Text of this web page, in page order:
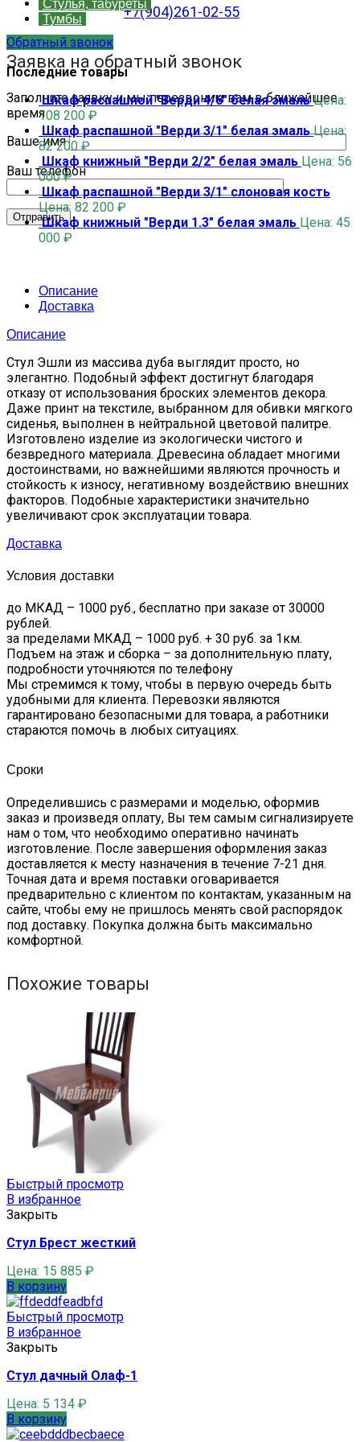
+7(904)261-02-55
Обратный звонок
Заявка на обратный звонок
Заполните заявку и мы перезвоним вам в ближайшее
время
Ваше имя
Ваш телефон
Стулья, табуреты
Тумбы
Последние товары
Шкаф распашной "Верди 4/6" белая эмальЦена:
108 200 ₽
Шкаф распашной "Верди 3/1" белая эмальЦена:
82 200₽
Шкаф книжный "Верди 2/2" белая эмаль Цена: 56
000₽
Шкаф распашной "Верди 3/1" слоновая кость
Цена: 82 200 ₽
Шкаф книжный "Верди 1.3" белая эмаль Цена: 45
000 ₽
Описание
Доставка
Описание
Стул Эшли из массива дуба выглядит просто, но
элегантно. Подобный эффект достигнут благодаря
отказу от использования броских элементов декора.
Даже принт на текстиле, выбранном для обивки мягкого
сиденья, выполнен в нейтральной цветовой палитре.
Изготовлено изделие из экологически чистого и
безвредного материала. Древесина обладает многими
достоинствами, но важнейшими являются прочность и
стойкость к износу, негативному воздействию внешних
факторов. Подобные характеристики значительно
увеличивают срок эксплуатации товара.
Доставка
Условия доставки
до МКАД – 1000 руб., бесплатно при заказе от 30000
рублей.
за пределами МКАД – 1000 руб. + 30 руб. за 1км.
Подъем на этаж и сборка – за дополнительную плату,
подробности уточняются по телефону
Мы стремимся к тому, чтобы в первую очередь быть
удобными для клиента. Перевозки являются
гарантировано безопасными для товара, а работники
стараются помочь в любых ситуациях.
Сроки
Определившись с размерами и моделью, оформив
заказ и произведя оплату, Вы тем самым сигнализируете
нам о том, что необходимо оперативно начинать
изготовление. После завершения оформления заказ
доставляется к месту назначения в течение 7-21 дня.
Точная дата и время поставки оговаривается
предварительно с клиентом по контактам, указанным на
сайте, чтобы ему не пришлось менять свой распорядок
под доставку. Покупка должна быть максимально
комфортной.
Похожие товары
Быстрый просмотр
В избранное
Закрыть
Стул Брест жесткий
Цена: 15 885 ₽
В корзину
Быстрый просмотр
В избранное
Закрыть
Стул дачный Олаф-1
Цена: 5 134 ₽
В корзину